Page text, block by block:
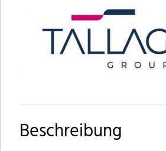
Beschreibung